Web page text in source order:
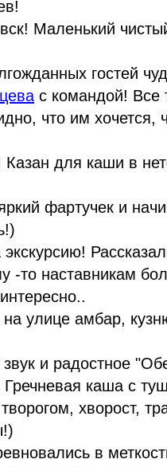
Маленький
гостей
с командой! Все
что им хочется,
для каши в
фартучек и
-то наставникам
улице амбар,
и радостное
каша с
хворост,
в